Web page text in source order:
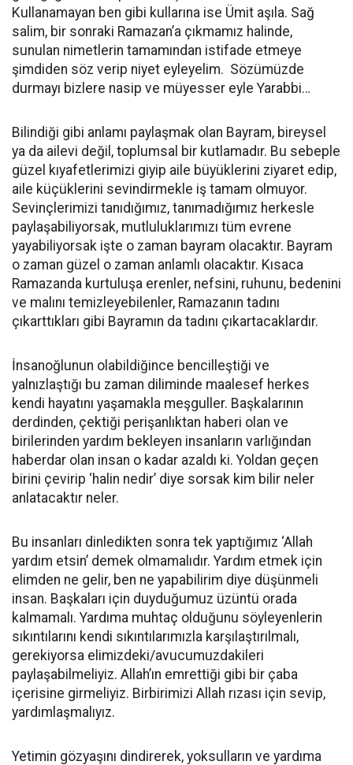
Kullanamayan ben gibi kullarına ise Ümit aşıla. Sağ
salim, bir sonraki Ramazan’a çıkmamız halinde,
sunulan nimetlerin tamamından istifade etmeye
şimdiden söz verip niyet eyleyelim. Sözümüzde
durmayı bizlere nasip ve müyesser eyle Yarabbi…
Bilindiği gibi anlamı paylaşmak olan Bayram, bireysel
ya da ailevi değil, toplumsal bir kutlamadır. Bu sebeple
güzel kıyafetlerimizi giyip aile büyüklerini ziyaret edip,
aile küçüklerini sevindirmekle iş tamam olmuyor.
Sevinçlerimizi tanıdığımız, tanımadığımız herkesle
paylaşabiliyorsak, mutluluklarımızı tüm evrene
yayabiliyorsak işte o zaman bayram olacaktır. Bayram
o zaman güzel o zaman anlamlı olacaktır. Kısaca
Ramazanda kurtuluşa erenler, nefsini, ruhunu, bedenini
ve malını temizleyebilenler, Ramazanın tadını
çıkarttıkları gibi Bayramın da tadını çıkartacaklardır.
İnsanoğlunun olabildiğince bencilleştiği ve
yalnızlaştığı bu zaman diliminde maalesef herkes
kendi hayatını yaşamakla meşguller. Başkalarının
derdinden, çektiği perişanlıktan haberi olan ve
birilerinden yardım bekleyen insanların varlığından
haberdar olan insan o kadar azaldı ki. Yoldan geçen
birini çevirip ‘halin nedir’ diye sorsak kim bilir neler
anlatacaktır neler.
Bu insanları dinledikten sonra tek yaptığımız ‘Allah
yardım etsin’ demek olmamalıdır. Yardım etmek için
elimden ne gelir, ben ne yapabilirim diye düşünmeli
insan. Başkaları için duyduğumuz üzüntü orada
kalmamalı. Yardıma muhtaç olduğunu söyleyenlerin
sıkıntılarını kendi sıkıntılarımızla karşılaştırılmalı,
gerekiyorsa elimizdeki/avucumuzdakileri
paylaşabilmeliyiz. Allah’ın emrettiği gibi bir çaba
içerisine girmeliyiz. Birbirimizi Allah rızası için sevip,
yardımlaşmalıyız.
Yetimin gözyaşını dindirerek, yoksulların ve yardıma